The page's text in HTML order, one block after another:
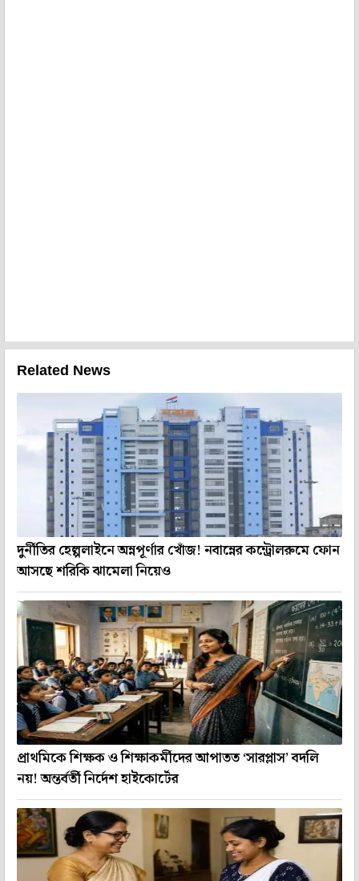
Related News
দুর্নীতির হেল্পলাইনে অন্নপূর্ণার খোঁজ! নবান্নের কন্ট্রোলরুমে ফোন
আসছে শরিকি ঝামেলা নিয়েও
প্রাথমিকে শিক্ষক ও শিক্ষাকর্মীদের আপাতত ‘সারপ্লাস’ বদলি
নয়! অন্তর্বর্তী নির্দেশ হাইকোর্টের